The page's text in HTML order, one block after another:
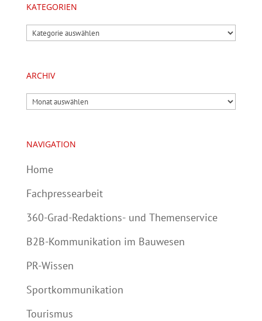
KATEGORIEN
Kategorien
ARCHIV
Archiv
NAVIGATION
Home
Fachpressearbeit
360-Grad-Redaktions- und Themenservice
B2B-Kommunikation im Bauwesen
PR-Wissen
Sportkommunikation
Tourismus